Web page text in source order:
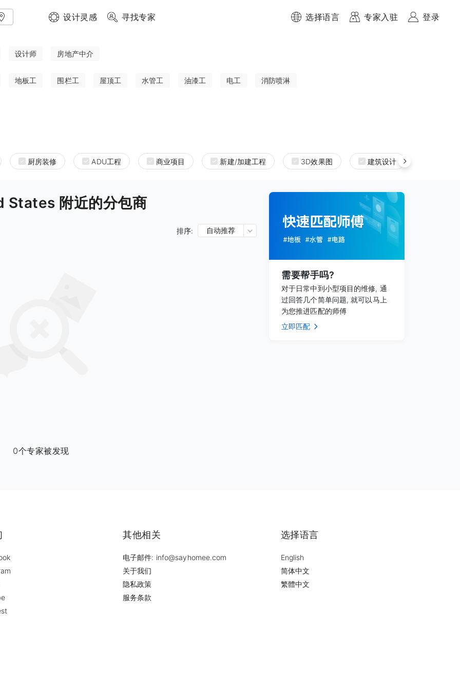
设计灵感 寻找专家 选择语言 专家入驻 登录
设计师 房地产中介
地板工 围栏工 屋顶工 水管工 油漆工 电工 消防喷淋
厨房装修 ADU工程 商业项目 新建/加建工程 3D效果图 建筑设计
附近的分包商
排序: 自动推荐
0个专家被发现
需要帮手吗?
对于日常中到小型项目的维修, 通
过回答几个简单问题, 就可以马上
为您推进匹配的师傅
立即匹配
其他相关
电子邮件: info@sayhomee.com
关于我们
隐私政策
服务条款
选择语言
English
简体中文
繁體中文